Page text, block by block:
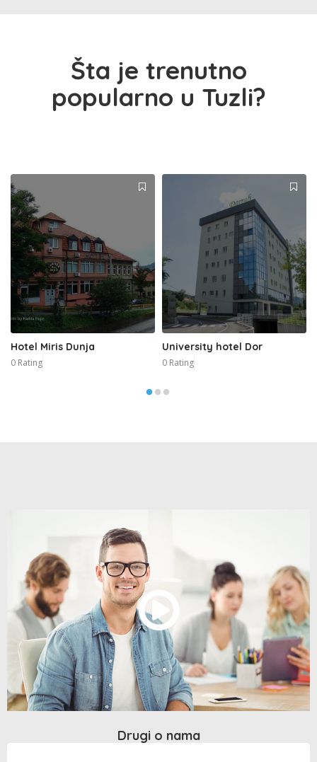
Šta je trenutno
popularno u Tuzli?
Hotel Miris Dunja
0 Rating
University hotel Dor
0 Rating
Drugi o nama